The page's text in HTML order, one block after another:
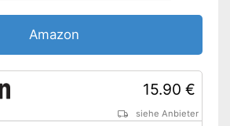
Amazon
15.90 €
siehe Anbieter